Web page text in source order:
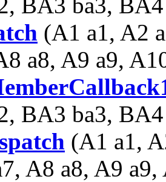
(A1 a1, A2
a8, A9 a9,
BA3 ba3,
(A1 a1,
A8 a8, A9 a9,